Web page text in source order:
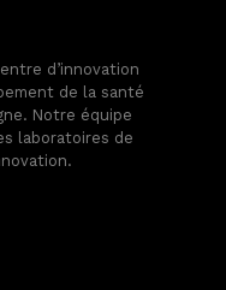
d’innovation
de la santé
Notre équipe
laboratoires de